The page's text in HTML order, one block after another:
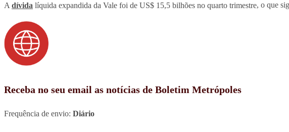
A dívida líquida expandida da Vale foi de US$ 15,5 bilhões no quarto trimestre, o que
Receba no seu email as notícias de Boletim Metrópoles
Frequência de envio: Diário